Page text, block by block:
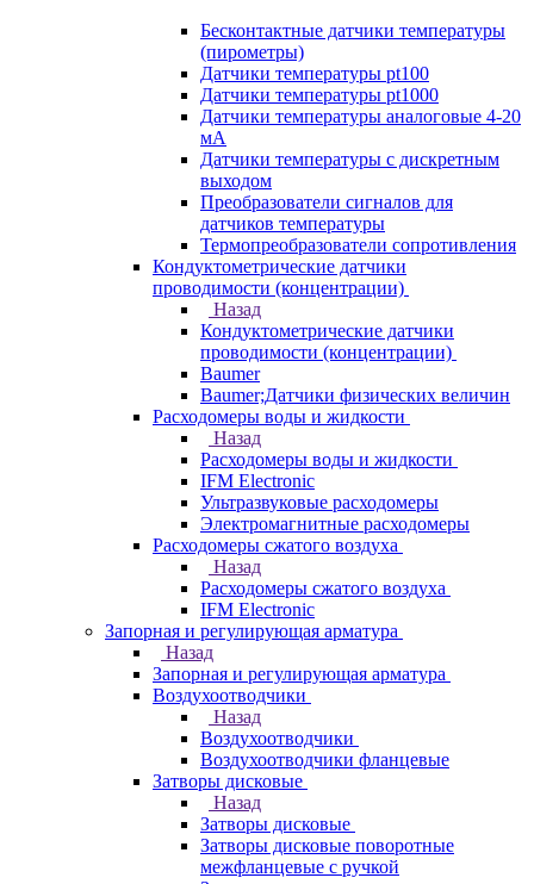
Бесконтактные датчики температуры
(пирометры)
Датчики температуры pt100
Датчики температуры pt1000
Датчики температуры аналоговые 4-20
мА
Датчики температуры с дискретным
выходом
Преобразователи сигналов для
датчиков температуры
Термопреобразователи сопротивления
Кондуктометрические датчики
проводимости (концентрации)
Назад
Кондуктометрические датчики
проводимости (концентрации)
Baumer
Baumer;Датчики физических величин
Расходомеры воды и жидкости
Назад
Расходомеры воды и жидкости
IFM Electronic
Ультразвуковые расходомеры
Электромагнитные расходомеры
Расходомеры сжатого воздуха
Назад
Расходомеры сжатого воздуха
IFM Electronic
Запорная и регулирующая арматура
Назад
Запорная и регулирующая арматура
Воздухоотводчики
Назад
Воздухоотводчики
Воздухоотводчики фланцевые
Затворы дисковые
Назад
Затворы дисковые
Затворы дисковые поворотные
межфланцевые с ручкой